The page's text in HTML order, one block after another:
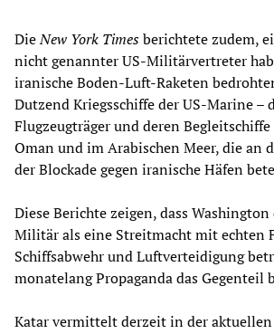
DieNew York Timesberichtete zudem,
nicht genannter US-Militärvertreter
iranische Boden-Luft-Raketen
Dutzend Kriegsschiffe der US-Marine –
Flugzeugträger und deren
Oman und im Arabischen Meer, die an
der Blockade gegen iranische Häfen
Diese Berichte zeigen, dass
Militär als eine Streitmacht mit echten
Schiffsabwehr und Luftverteidigung
monatelang Propaganda das Gegenteil
Katar vermittelt derzeit in der aktuellen